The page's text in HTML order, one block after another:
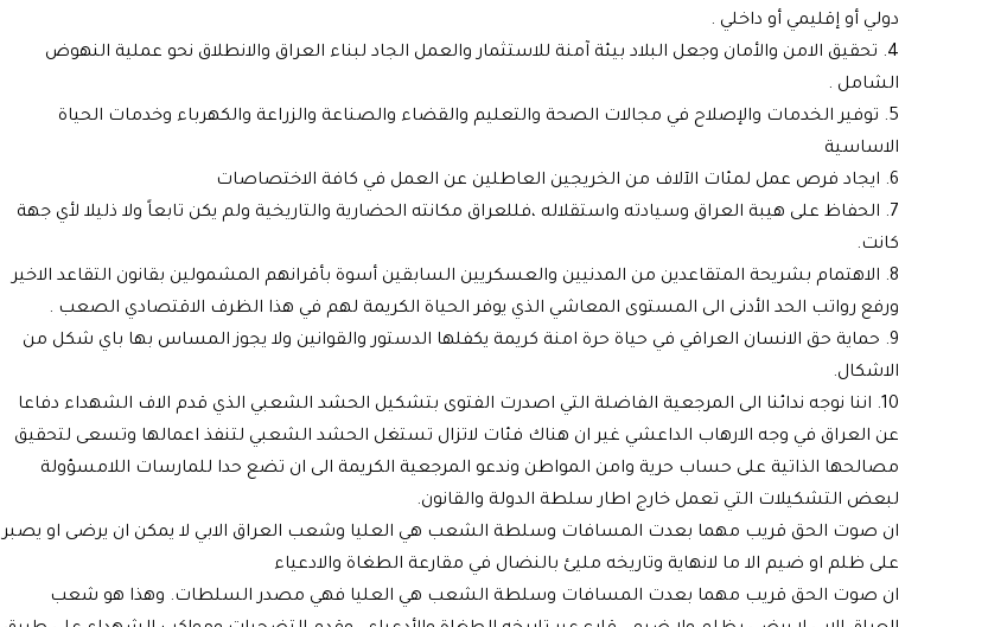
دولي أو إقليمي أو داخلي .
4. تحقيق الامن والأمان وجعل البلاد بيئة آمنة للاستثمار والعمل الجاد لبناء العراق والانطلاق نحو عملية النهوض
الشامل .
5. توفير الخدمات والإصلاح في مجالات الصحة والتعليم والقضاء والصناعة والزراعة والكهرباء وخدمات الحياة
الاساسية
6. ايجاد فرص عمل لمئات الآلاف من الخريجين العاطلين عن العمل في كافة الاختصاصات
7. الحفاظ على هيبة العراق وسيادته واستقلاله ،فللعراق مكانته الحضارية والتاريخية ولم يكن تابعاً ولا ذليلا لأي جهة
كانت.
8. الاهتمام بشريحة المتقاعدين من المدنيين والعسكريين السابقين أسوة بأقرانهم المشمولين بقانون التقاعد الاخير
ورفع رواتب الحد الأدنى الى المستوى المعاشي الذي يوفر الحياة الكريمة لهم في هذا الظرف الاقتصادي الصعب .
9. حماية حق الانسان العراقي في حياة حرة امنة كريمة يكفلها الدستور والقوانين ولا يجوز المساس بها باي شكل من
الاشكال.
10. اننا نوجه ندائنا الى المرجعية الفاضلة التي اصدرت الفتوى بتشكيل الحشد الشعبي الذي قدم الاف الشهداء دفاعا
عن العراق في وجه الارهاب الداعشي غير ان هناك فئات لاتزال تستغل الحشد الشعبي لتنفذ اعمالها وتسعى لتحقيق
مصالحها الذاتية على حساب حرية وامن المواطن وندعو المرجعية الكريمة الى ان تضع حدا للمارسات اللامسؤولة
لبعض التشكيلات التي تعمل خارج اطار سلطة الدولة والقانون.
ان صوت الحق قريب مهما بعدت المسافات وسلطة الشعب هي العليا وشعب العراق الابي لا يمكن ان يرضى او يصبر
على ظلم او ضيم الا ما لانهاية وتاريخه مليئ بالنضال في مقارعة الطغاة والادعياء
ان صوت الحق قريب مهما بعدت المسافات وسلطة الشعب هي العليا فهي مصدر السلطات. وهذا هو شعب